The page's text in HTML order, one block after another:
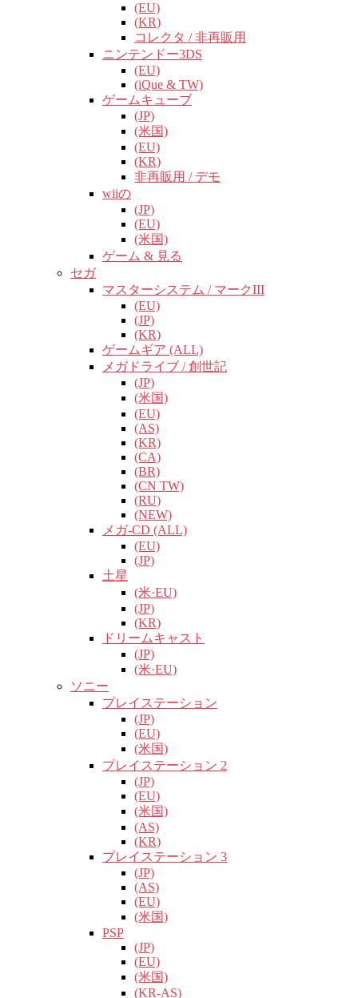
(EU)
(KR)
コレクタ / 非再販用
ニンテンドー3DS
(EU)
(iQue & TW)
ゲームキューブ
(JP)
(米国)
(EU)
(KR)
非再販用 / デモ
wiiの
(JP)
(EU)
(米国)
ゲーム & 見る
セガ
マスターシステム / マークIII
(EU)
(JP)
(KR)
ゲームギア (ALL)
メガドライブ / 創世記
(JP)
(米国)
(EU)
(AS)
(KR)
(CA)
(BR)
(CN TW)
(RU)
(NEW)
メガ-CD (ALL)
(EU)
(JP)
土星
(米·EU)
(JP)
(KR)
ドリームキャスト
(JP)
(米·EU)
ソニー
プレイステーション
(JP)
(EU)
(米国)
プレイステーション 2
(JP)
(EU)
(米国)
(AS)
(KR)
プレイステーション 3
(JP)
(AS)
(EU)
(米国)
PSP
(JP)
(EU)
(米国)
(KR-AS)